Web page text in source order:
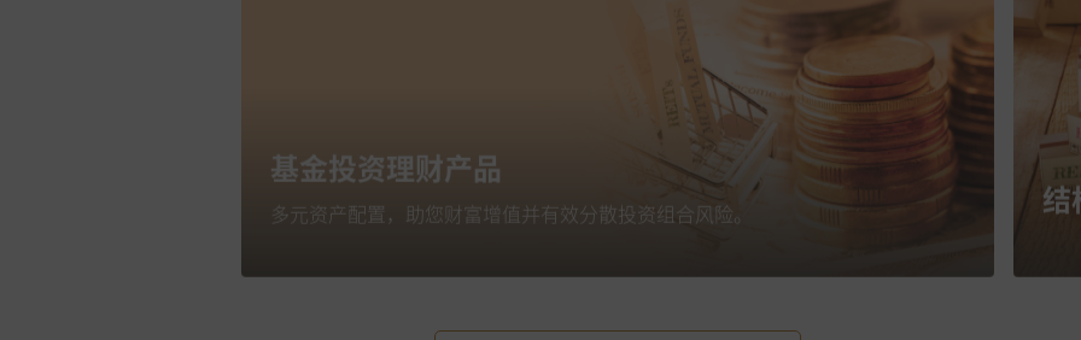
基金投资理财产品
多元资产配置，助您财富增值并有效分散投资组合风险。 结